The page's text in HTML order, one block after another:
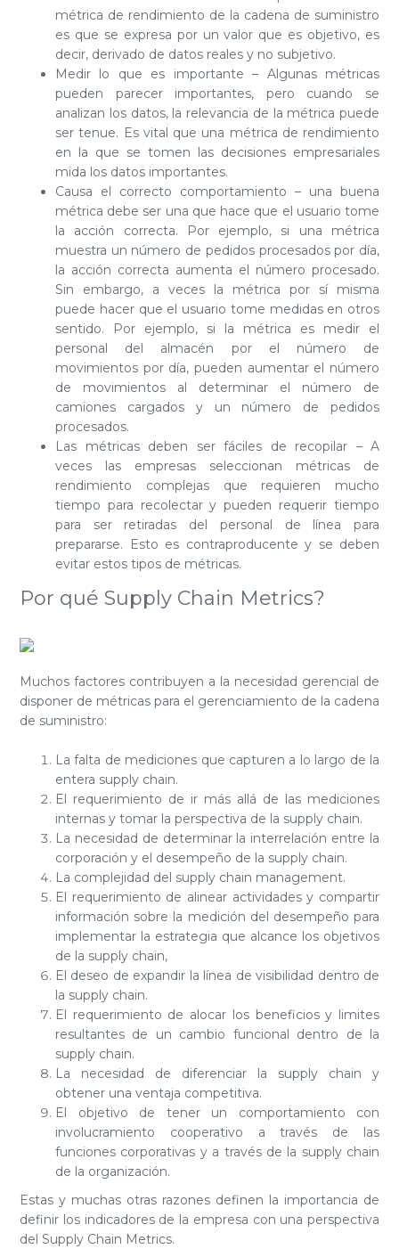
métrica de rendimiento de la cadena de suministro
es que se expresa por un valor que es objetivo, es
decir, derivado de datos reales y no subjetivo.
Medir lo que es importante – Algunas métricas
pueden parecer importantes, pero cuando se
analizan los datos, la relevancia de la métrica puede
ser tenue. Es vital que una métrica de rendimiento
en la que se tomen las decisiones empresariales
mida los datos importantes.
Causa el correcto comportamiento – una buena
métrica debe ser una que hace que el usuario tome
la acción correcta. Por ejemplo, si una métrica
muestra un número de pedidos procesados por día,
la acción correcta aumenta el número procesado.
Sin embargo, a veces la métrica por sí misma
puede hacer que el usuario tome medidas en otros
sentido. Por ejemplo, si la métrica es medir el
personal del almacén por el número de
movimientos por día, pueden aumentar el número
de movimientos al determinar el número de
camiones cargados y un número de pedidos
procesados.
Las métricas deben ser fáciles de recopilar – A
veces las empresas seleccionan métricas de
rendimiento complejas que requieren mucho
tiempo para recolectar y pueden requerir tiempo
para ser retiradas del personal de línea para
prepararse. Esto es contraproducente y se deben
evitar estos tipos de métricas.
Por qué Supply Chain Metrics?
Muchos factores contribuyen a la necesidad gerencial de
disponer de métricas para el gerenciamiento de la cadena
de suministro:
La falta de mediciones que capturen a lo largo de la
entera supply chain.
El requerimiento de ir más allá de las mediciones
internas y tomar la perspectiva de la supply chain.
La necesidad de determinar la interrelación entre la
corporación y el desempeño de la supply chain.
La complejidad del supply chain management.
El requerimiento de alinear actividades y compartir
información sobre la medición del desempeño para
implementar la estrategia que alcance los objetivos
de la supply chain,
El deseo de expandir la línea de visibilidad dentro de
la supply chain.
El requerimiento de alocar los beneficios y limites
resultantes de un cambio funcional dentro de la
supply chain.
La necesidad de diferenciar la supply chain y
obtener una ventaja competitiva.
El objetivo de tener un comportamiento con
involucramiento cooperativo a través de las
funciones corporativas y a través de la supply chain
de la organización.
Estas y muchas otras razones definen la importancia de
definir los indicadores de la empresa con una perspectiva
del Supply Chain Metrics.